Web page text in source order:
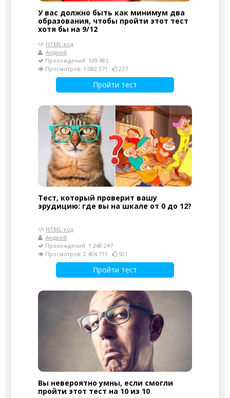
У вас должно быть как минимум два
образования, чтобы пройти этот тест
хотя бы на 9/12
HTML-код
Андрей
Прохождений: 539 485
Просмотров: 1 082 371
237
Пройти тест
Тест, который проверит вашу
эрудицию: где вы на шкале от 0 до 12?
HTML-код
Андрей
Прохождений: 1 248 247
Просмотров: 2 404 711
501
Пройти тест
Вы невероятно умны, если смогли
пройти этот тест на 10 из 10